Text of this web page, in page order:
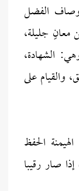
الفضل
جليلة،
الشهادة،
والقيام على
الحفظ
صار رقيبا